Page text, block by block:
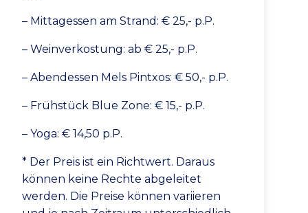
– Mittagessen am Strand: € 25,- p.P.
– Weinverkostung: ab € 25,- p.P.
– Abendessen Mels Pintxos: € 50,- p.P.
– Frühstück Blue Zone: € 15,- p.P.
– Yoga: € 14,50 p.P.
* Der Preis ist ein Richtwert. Daraus
können keine Rechte abgeleitet
werden. Die Preise können variieren